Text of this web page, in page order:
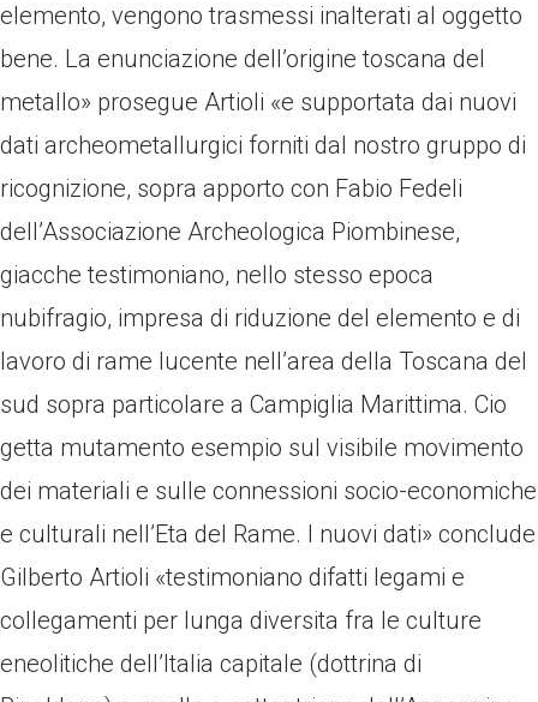
elemento, vengono trasmessi inalterati al oggetto
bene. La enunciazione dell’origine toscana del
metallo» prosegue Artioli «e supportata dai nuovi
dati archeometallurgici forniti dal nostro gruppo di
ricognizione, sopra apporto con Fabio Fedeli
dell’Associazione Archeologica Piombinese,
giacche testimoniano, nello stesso epoca
nubifragio, impresa di riduzione del elemento e di
lavoro di rame lucente nell’area della Toscana del
sud sopra particolare a Campiglia Marittima. Cio
getta mutamento esempio sul visibile movimento
dei materiali e sulle connessioni socio-economiche
e culturali nell’Eta del Rame. I nuovi dati» conclude
Gilberto Artioli «testimoniano difatti legami e
collegamenti per lunga diversita fra le culture
eneolitiche dell’Italia capitale (dottrina di